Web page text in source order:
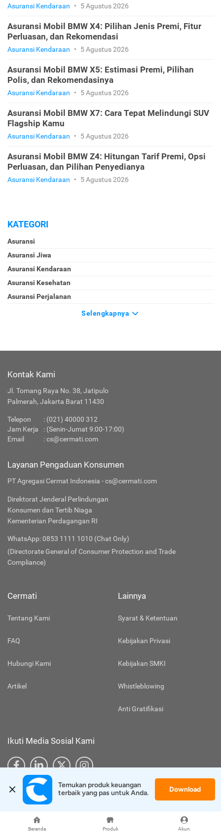
Beranda Produk Akun
Asuransi Kendaraan • 5 Agustus 2026
Asuransi Mobil BMW X4: Pilihan Jenis Premi, Fitur
Perluasan, dan Rekomendasi
Asuransi Kendaraan • 5 Agustus 2026
Asuransi Mobil BMW X5: Estimasi Premi, Pilihan
Polis, dan Rekomendasinya
Asuransi Kendaraan • 5 Agustus 2026
Asuransi Mobil BMW X7: Cara Tepat Melindungi SUV
Flagship Kamu
Asuransi Kendaraan • 5 Agustus 2026
Asuransi Mobil BMW Z4: Hitungan Tarif Premi, Opsi
Perluasan, dan Pilihan Penyedianya
Asuransi Kendaraan • 5 Agustus 2026
KATEGORI
Asuransi
Asuransi Jiwa
Asuransi Kendaraan
Asuransi Kesehatan
Asuransi Perjalanan
Selengkapnya
Kontak Kami
Jl. Tomang Raya No. 38, Jatipulo
Palmerah, Jakarta Barat 11430
Telepon : (021) 40000 312
Jam Kerja
: (Senin-Jumat 9:00-17:00)
Email
:cs@cermati.com
Layanan Pengaduan Konsumen
PT Agregasi Cermat Indonesia - cs@cermati.com
Direktorat Jenderal Perlindungan
Konsumen dan Tertib Niaga
Kementerian Perdagangan RI
WhatsApp: 0853 1111 1010 (Chat Only)
(Directorate General of Consumer Protection and Trade
Compliance)
Cermati
Tentang Kami
FAQ
Hubungi Kami
Artikel
Lainnya
Syarat & Ketentuan
Kebijakan Privasi
Kebijakan SMKI
Whistleblowing
Anti Gratifikasi
Ikuti Media Sosial Kami
Download Aplikasi Kami
Temukan produk keuangan
terbaik yang pas untuk Anda.
Download